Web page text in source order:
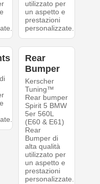
utilizzato per
un aspetto e
prestazioni
personalizzate.
Rear
Bumper
Kerscher
Tuning™
Rear bumper
Spirit 5 BMW
5er 560L
(E60 & E61)
Rear
Bumper di
alta qualità
utilizzato per
un aspetto e
prestazioni
personalizzate.